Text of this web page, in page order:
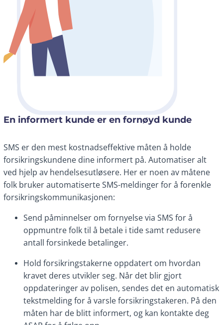
En informert kunde er en fornøyd kunde
SMS er den mest kostnadseffektive måten å holde
forsikringskundene dine informert på. Automatiser alt
ved hjelp av hendelsesutløsere. Her er noen av måtene
folk bruker automatiserte SMS-meldinger for å forenkle
forsikringskommunikasjonen:
Send påminnelser om fornyelse via SMS for å
oppmuntre folk til å betale i tide samt redusere
antall forsinkede betalinger.
Hold forsikringstakerne oppdatert om hvordan
kravet deres utvikler seg. Når det blir gjort
oppdateringer av polisen, sendes det en automatisk
tekstmelding for å varsle forsikringstakeren. På den
måten har de blitt informert, og kan kontakte deg